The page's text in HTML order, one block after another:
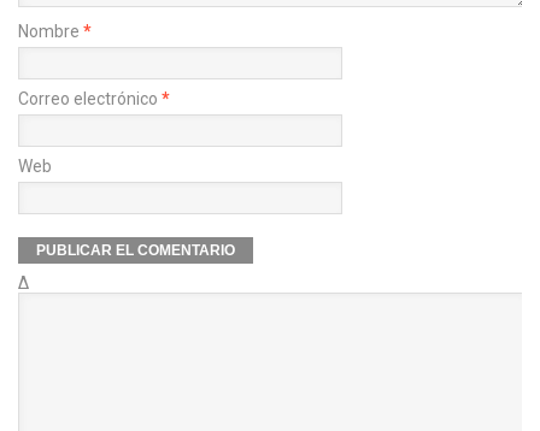
Nombre *
Correo electrónico *
Web
Δ